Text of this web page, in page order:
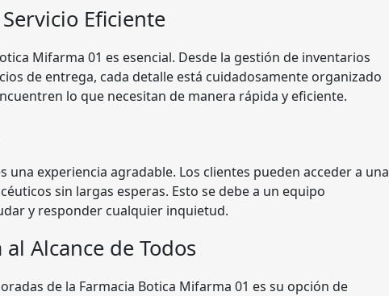
Eficiente
Mifarma 01 es esencial. Desde la gestión de inventarios
de entrega, cada detalle está cuidadosamente organizado
lo que necesitan de manera rápida y eficiente.
una experiencia agradable. Los clientes pueden acceder a una
sin largas esperas. Esto se debe a un equipo
y responder cualquier inquietud.
Alcance de Todos
de la Farmacia Botica Mifarma 01 es su opción de